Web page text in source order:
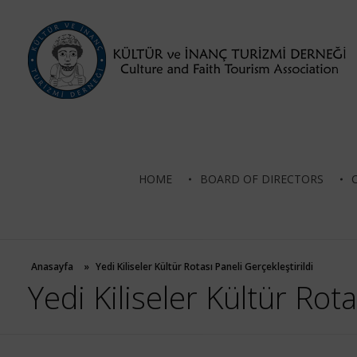
HOME BOARD OF DIRECTORS
Anasayfa » Yedi Kiliseler Kültür Rotası Paneli Gerçekleştirildi
Yedi Kiliseler Kültür